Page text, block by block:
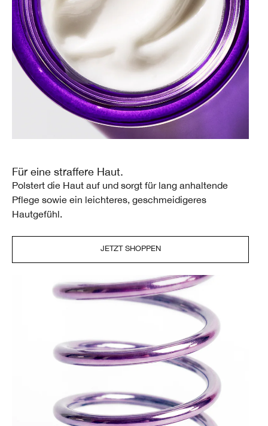
Für eine straffere Haut.
Polstert die Haut auf und sorgt für lang anhaltende
Pflege sowie ein leichteres, geschmeidigeres
Hautgefühl.
JETZT SHOPPEN